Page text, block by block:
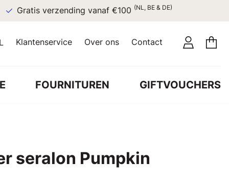
Gratis verzending vanaf €100 (NL, BE & DE)
Klantenservice Over ons Contact
FOURNITUREN GIFTVOUCHERS
seralon Pumpkin